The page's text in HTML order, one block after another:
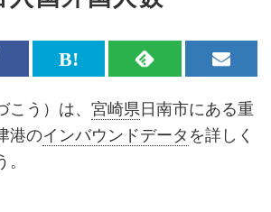
で
を
は
て
な
ブ
RSS
で
記
事
メ
ル
マ
ガ
う）は、 宮崎県日南市にある重
港のインバウンドデータを詳しく